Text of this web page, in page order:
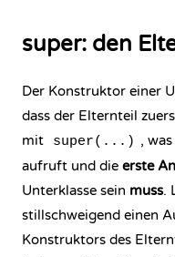
super: den
Der Konstruktor einer
dass der Elternteil
mit
super(...) ,
aufruft und die erste
Unterklasse sein muss.
stillschweigend einen
Konstruktors des